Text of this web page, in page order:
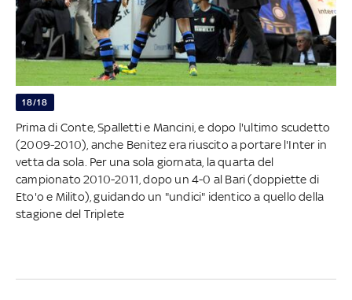
18/18
Prima di Conte, Spalletti e Mancini, e dopo l'ultimo scudetto
(2009-2010), anche Benitez era riuscito a portare l'Inter in
vetta da sola. Per una sola giornata, la quarta del
campionato 2010-2011, dopo un 4-0 al Bari (doppiette di
Eto'o e Milito), guidando un "undici" identico a quello della
stagione del Triplete